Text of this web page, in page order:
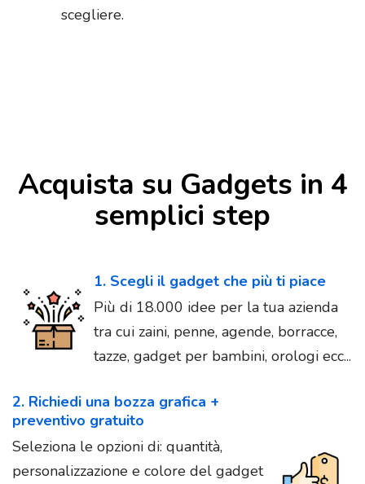
scegliere.
Acquista su Gadgets in 4
semplici step
1. Scegli il gadget che più ti piace
Più di 18.000 idee per la tua azienda
tra cui zaini, penne, agende, borracce,
tazze, gadget per bambini, orologi ecc...
2. Richiedi una bozza grafica +
preventivo gratuito
Seleziona le opzioni di: quantità,
personalizzazione e colore del gadget